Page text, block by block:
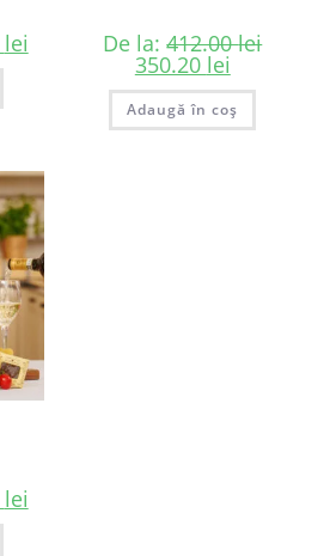
lei De la:412.00lei
350.20 lei
Adaugă în coș
lei